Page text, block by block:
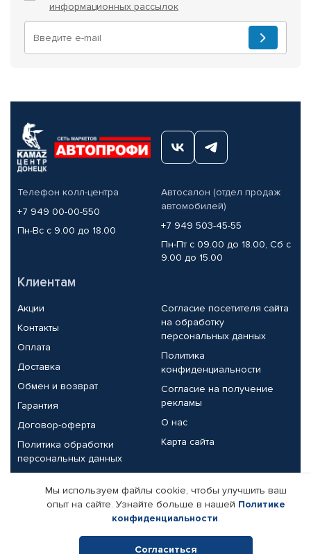
информационных рассылок
Телефон колл-центра
+7 949 00-00-550
Пн-Вс с 9.00 до 18.00
Автосалон (отдел продаж
автомобилей)
+7 949 503-45-55
Пн-Пт с 09.00 до 18.00, Сб с
9.00 до 15.00
Клиентам
Акции
Контакты
Оплата
Доставка
Обмен и возврат
Гарантия
Договор-оферта
Политика обработки
персональных данных
Согласие посетителя сайта
на обработку
персональных данных
Политика
конфиденциальности
Согласие на получение
рекламы
О нас
Карта сайта
Партнерам
Корпоративным клиентам
Поставщикам
Реквизиты компании
Мы используем файлы cookie, чтобы улучшить ваш
опыт на сайте. Узнайте больше в нашей Политике
конфиденциальности.
Согласиться